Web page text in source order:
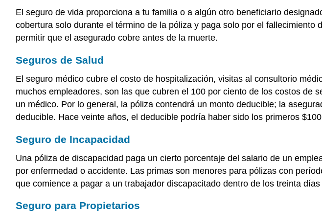
El seguro de vida proporciona a tu familia o a algún otro beneficiario
cobertura solo durante el término de la póliza y paga solo por el
permitir que el asegurado cobre antes de la muerte.
Seguros de Salud
El seguro médico cubre el costo de hospitalización, visitas al consultorio
muchos empleadores, son las que cubren el 100 por ciento de los costos de
un médico. Por lo general, la póliza contendrá un monto deducible; la
deducible. Hace veinte años, el deducible podría haber sido los primeros
Seguro de Incapacidad
Una póliza de discapacidad paga un cierto porcentaje del salario de un
por enfermedad o accidente. Las primas son menores para pólizas con
que comience a pagar a un trabajador discapacitado dentro de los treinta
Seguro para Propietarios